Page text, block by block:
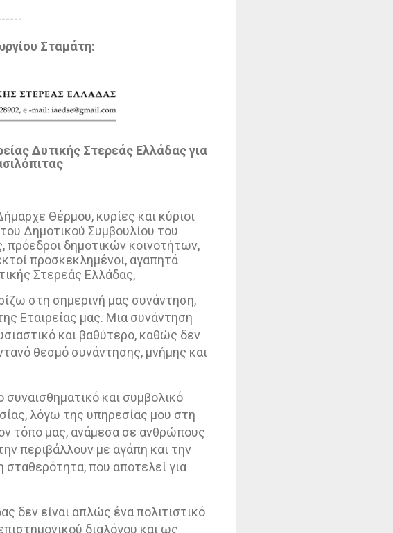
Σταμάτη:
Δυτικής Στερεάς Ελλάδας για
Θέρμου, κυρίες και κύριοι
Δημοτικού Συμβουλίου του
πρόεδροι δημοτικών κοινοτήτων,
προσκεκλημένοι, αγαπητά
Στερεάς Ελλάδας,
στη σημερινή μας συνάντηση,
Εταιρείας μας. Μια συνάντηση
και βαθύτερο, καθώς δεν
θεσμό συνάντησης, μνήμης και
συναισθηματικό και συμβολικό
λόγω της υπηρεσίας μου στη
τόπο μας, ανάμεσα σε ανθρώπους
περιβάλλουν με αγάπη και την
σταθερότητα, που αποτελεί για
δεν είναι απλώς ένα πολιτιστικό
διαλόγου και ως